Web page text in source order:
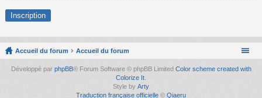
Inscription
Accueil du forum Accueil du forum
Développé par phpBB® Forum Software © phpBB Limited Color scheme created with
Colorize It.
Style by Arty
Traduction française officielle © Qiaeru